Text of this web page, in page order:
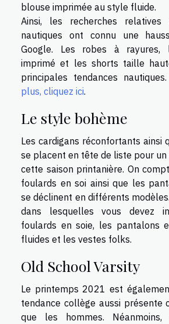
blouse imprimée au style fluide.
Ainsi, les recherches relatives
nautiques ont connu une
Google. Les robes à rayures,
imprimé et les shorts taille
principales tendances nautiques.
plus, cliquez ici.
Le style bohème
Les cardigans réconfortants ainsi
se placent en tête de liste pour
cette saison printanière. On
foulards en soi ainsi que les
se déclinent en différents
dans lesquelles vous devez
foulards en soie, les pantalons
fluides et les vestes folks.
Old School Varsity
Le printemps 2021 est
tendance collège aussi présente
que les hommes. Néanmoins,